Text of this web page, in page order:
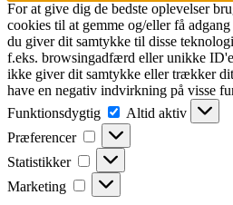
For at give dig de bedste oplevelser
cookies til at gemme og/eller få
du giver dit samtykke til disse
f.eks. browsingadfærd eller unikke
ikke giver dit samtykke eller trækker
have en negativ indvirkning på visse
Funktionsdygtig
Funktionsdygtig
Altid aktiv
Præferencer
Præferencer
Statistikker Statistikker
Marketing Marketing